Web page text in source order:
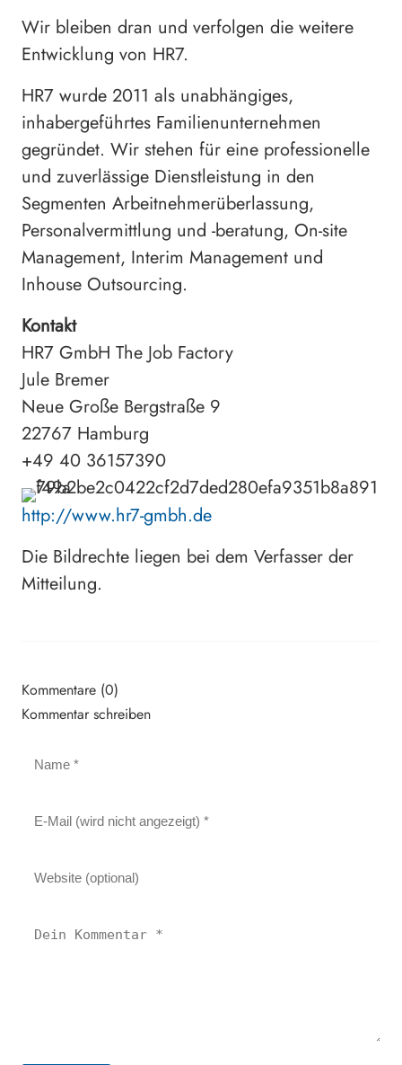
Wir bleiben dran und verfolgen die weitere
Entwicklung von HR7.
HR7 wurde 2011 als unabhängiges,
inhabergeführtes Familienunternehmen
gegründet. Wir stehen für eine professionelle
und zuverlässige Dienstleistung in den
Segmenten Arbeitnehmerüberlassung,
Personalvermittlung und -beratung, On-site
Management, Interim Management und
Inhouse Outsourcing.
Kontakt
HR7 GmbH The Job Factory
Jule Bremer
Neue Große Bergstraße 9
22767 Hamburg
+49 40 36157390
http://www.hr7-gmbh.de
Die Bildrechte liegen bei dem Verfasser der
Mitteilung.
Kommentare (0)
Kommentar schreiben